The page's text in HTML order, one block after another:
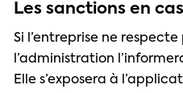
Les sanctions en
Si l’entreprise ne
l’administration
Elle s’exposera à